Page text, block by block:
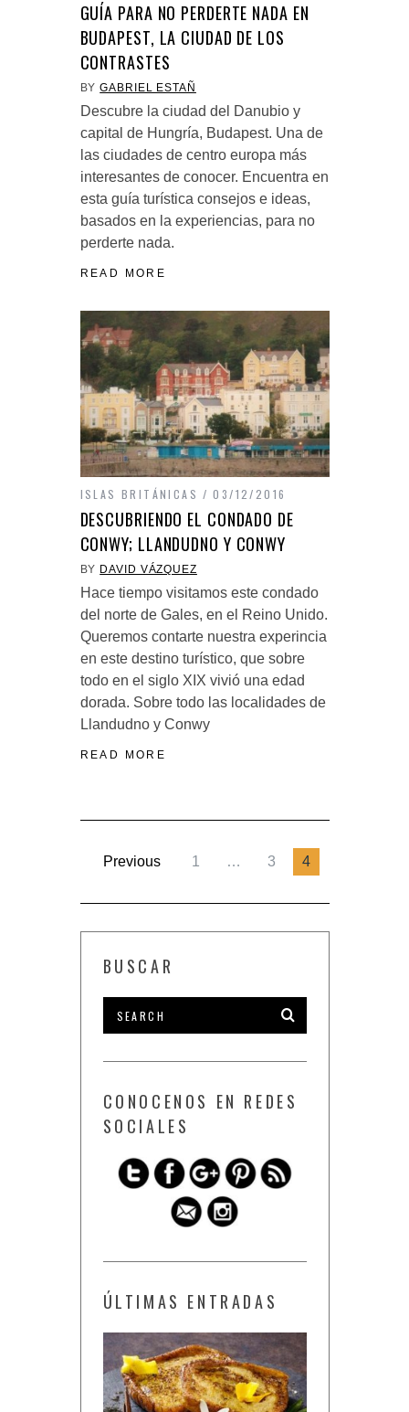
GUÍA PARA NO PERDERTE NADA EN
BUDAPEST, LA CIUDAD DE LOS
CONTRASTES
BYGABRIEL ESTAÑ
Descubre la ciudad del Danubio y
capital de Hungría, Budapest. Una de
las ciudades de centro europa más
interesantes de conocer. Encuentra en
esta guía turística consejos e ideas,
basados en la experiencias, para no
perderte nada.
READ MORE
ISLAS BRITÁNICAS 03/12/2016
DESCUBRIENDO EL CONDADO DE
CONWY; LLANDUDNO Y CONWY
BY DAVID VÁZQUEZ
Hace tiempo visitamos este condado
del norte de Gales, en el Reino Unido.
Queremos contarte nuestra experincia
en este destino turístico, que sobre
todo en el siglo XIX vivió una edad
dorada. Sobre todo las localidades de
Llandudno y Conwy
READ MORE
Previous 1 … 3 4
BUSCAR
CONOCENOS EN REDES
SOCIALES
ÚLTIMAS ENTRADAS